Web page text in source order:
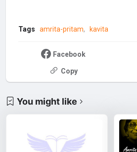
Tags amrita-pritam kavita
Facebook
Copy
You might like